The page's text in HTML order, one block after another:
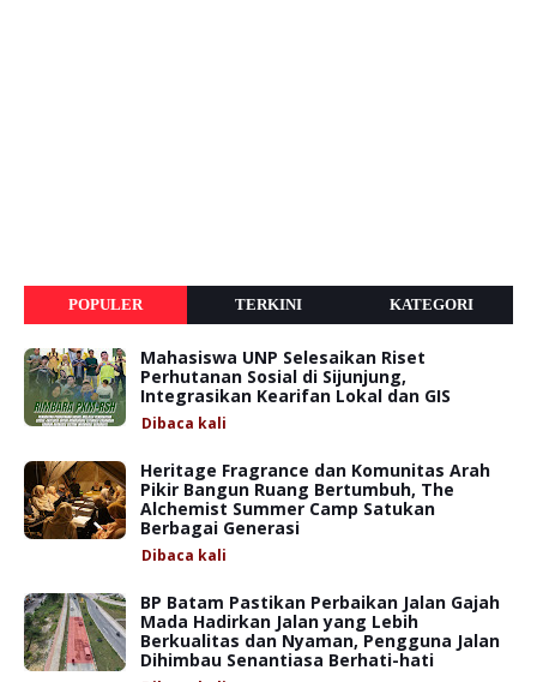
POPULER TERKINI KATEGORI
Mahasiswa UNP Selesaikan Riset
Perhutanan Sosial di Sijunjung,
Integrasikan Kearifan Lokal dan GIS
Dibaca kali
Heritage Fragrance dan Komunitas Arah
Pikir Bangun Ruang Bertumbuh, The
Alchemist Summer Camp Satukan
Berbagai Generasi
Dibaca kali
BP Batam Pastikan Perbaikan Jalan Gajah
Mada Hadirkan Jalan yang Lebih
Berkualitas dan Nyaman, Pengguna Jalan
Dihimbau Senantiasa Berhati-hati